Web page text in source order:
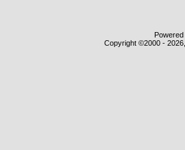
Copyright ©2000 -